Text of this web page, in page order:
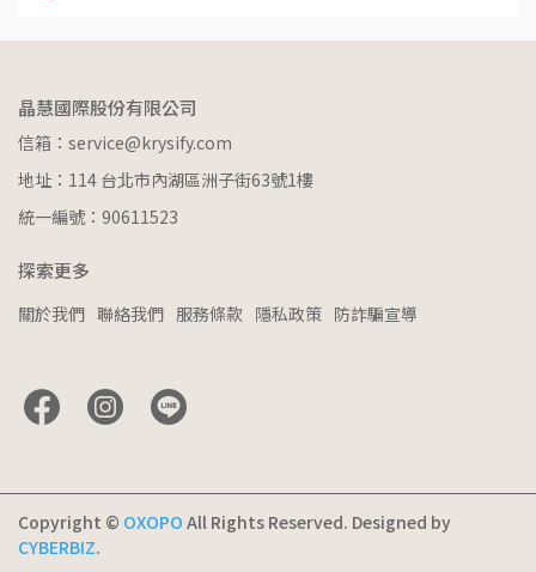
晶慧國際股份有限公司
信箱：service@krysify.com
地址：114 台北市內湖區洲子街63號1樓
統一編號：90611523
探索更多
關於我們 聯絡我們 服務條款 隱私政策 防詐騙宣導
Copyright © OXOPO All Rights Reserved. Designed by
CYBERBIZ.